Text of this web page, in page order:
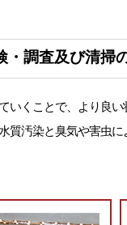
・調査及び清掃
いくことで、より良
質汚染と臭気や害虫